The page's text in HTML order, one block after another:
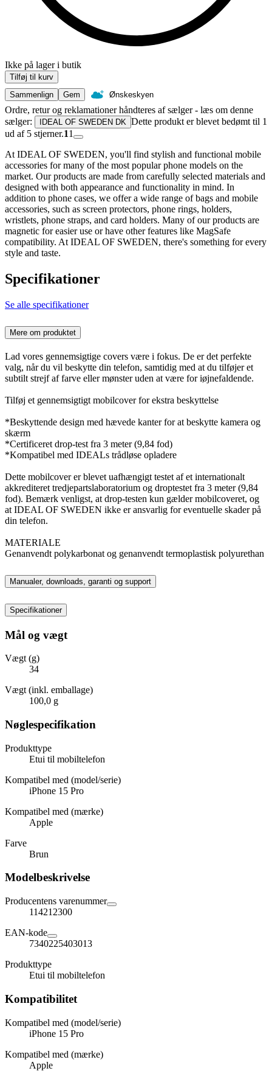
Ikke på lager i butik
Tilføj til kurv
Sammenlign
Gem Ønskeskyen
Ordre, retur og reklamationer håndteres af sælger - læs om denne
sælger:
IDEAL OF SWEDEN DK Dette produkt er blevet bedømt til 1
ud af 5 stjerner.11
At IDEAL OF SWEDEN, you'll find stylish and functional mobile
accessories for many of the most popular phone models on the
market. Our products are made from carefully selected materials and
designed with both appearance and functionality in mind. In
addition to phone cases, we offer a wide range of bags and mobile
accessories, such as screen protectors, phone rings, holders,
wristlets, phone straps, and card holders. Many of our products are
magnetic for easier use or have other features like MagSafe
compatibility. At IDEAL OF SWEDEN, there's something for every
style and taste.
Specifikationer
Se alle specifikationer
Mere om produktet
Lad vores gennemsigtige covers være i fokus. De er det perfekte
valg, når du vil beskytte din telefon, samtidig med at du tilføjer et
subtilt strejf af farve eller mønster uden at være for iøjnefaldende.
Tilføj et gennemsigtigt mobilcover for ekstra beskyttelse
*Beskyttende design med hævede kanter for at beskytte kamera og
skærm
*Certificeret drop-test fra 3 meter (9,84 fod)
*Kompatibel med IDEALs trådløse opladere
Dette mobilcover er blevet uafhængigt testet af et internationalt
akkrediteret tredjepartslaboratorium og droptestet fra 3 meter (9,84
fod). Bemærk venligst, at drop-testen kun gælder mobilcoveret, og
at IDEAL OF SWEDEN ikke er ansvarlig for eventuelle skader på
din telefon.
MATERIALE
Genanvendt polykarbonat og genanvendt termoplastisk polyurethan
Manualer, downloads, garanti og support
Specifikationer
Mål og vægt
Vægt (g)
34
Vægt (inkl. emballage)
100,0 g
Nøglespecifikation
Produkttype
Etui til mobiltelefon
Kompatibel med (model/serie)
iPhone 15 Pro
Kompatibel med (mærke)
Apple
Farve
Brun
Modelbeskrivelse
Producentens varenummer
114212300
EAN-kode
7340225403013
Produkttype
Etui til mobiltelefon
Kompatibilitet
Kompatibel med (model/serie)
iPhone 15 Pro
Kompatibel med (mærke)
Apple